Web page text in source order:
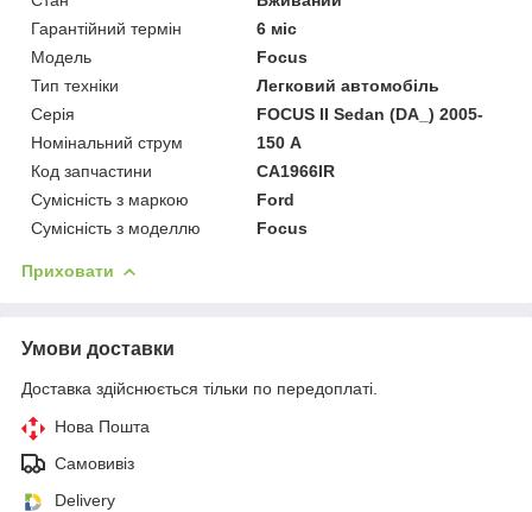
Гарантійний термін
6 міс
Модель
Focus
Тип техніки
Легковий автомобіль
Серія
FOCUS II Sedan (DA_) 2005-
Номінальний струм
150 А
Код запчастини
CA1966IR
Сумісність з маркою
Ford
Сумісність з моделлю
Focus
Приховати
Умови доставки
Доставка здійснюється тільки по передоплаті.
Нова Пошта
Самовивіз
Delivery